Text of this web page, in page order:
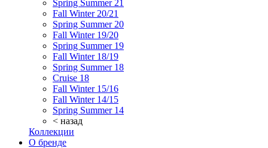
Spring Summer 21
Fall Winter 20/21
Spring Summer 20
Fall Winter 19/20
Spring Summer 19
Fall Winter 18/19
Spring Summer 18
Cruise 18
Fall Winter 15/16
Fall Winter 14/15
Spring Summer 14
< назад
Коллекции
О бренде